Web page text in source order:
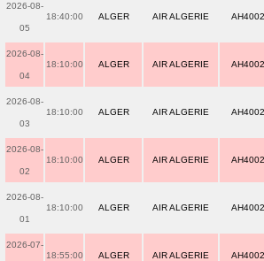
2026-08-
05
18:40:00 ALGER AIR ALGERIE AH4002
2026-08-
04
18:10:00 ALGER AIR ALGERIE AH4002
2026-08-
03
18:10:00 ALGER AIR ALGERIE AH4002
2026-08-
02
18:10:00 ALGER AIR ALGERIE AH4002
2026-08-
01
18:10:00 ALGER AIR ALGERIE AH4002
2026-07-
18:55:00 ALGER AIR ALGERIE AH4002